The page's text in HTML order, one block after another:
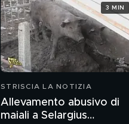
STRISCIA LA NOTIZIA
Allevamento abusivo di
maiali a Selargius
3 MIN